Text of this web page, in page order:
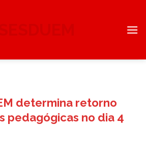
determina retorno
pedagógicas no dia 4